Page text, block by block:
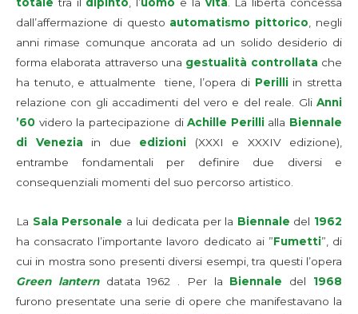
totale tra il dipinto, l’uomo e la vita. La libertà concessa
dall’affermazione di questo automatismo pittorico, negli
anni rimase comunque ancorata ad un solido desiderio di
forma elaborata attraverso una gestualità controllata che
ha tenuto, e attualmente tiene, l’opera diPerilliin stretta
relazione con gli accadimenti del vero e del reale. Gli Anni
’60 videro la partecipazione diAchille Perillialla Biennale
di Venezia in due edizioni (XXXI e XXXIV edizione),
entrambe fondamentali per definire due diversi e
consequenziali momenti del suo percorso artistico.
La Sala Personale a lui dedicata per la Biennale del 1962
ha consacrato l’importante lavoro dedicato ai ”Fumetti”, di
cui in mostra sono presenti diversi esempi, tra questi l’opera
Green lanterndatata 1962 . Per la Biennale del 1968
furono presentate una serie di opere che manifestavano la